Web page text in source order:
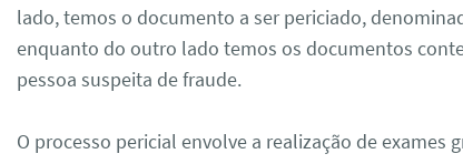
lado, temos o documento a ser periciado,
enquanto do outro lado temos os documentos
pessoa suspeita de fraude.
O processo pericial envolve a realização de exames